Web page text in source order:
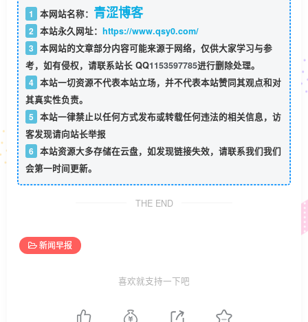
1 本网站名称： 青涩博客
2 本站永久网址： https://www.qsy0.com/
3 本网站的文章部分内容可能来源于网络，仅供大家学习与参
考，如有侵权，请联系站长 QQ1153597785进行删除处理。
4 本站一切资源不代表本站立场，并不代表本站赞同其观点和对
其真实性负责。
5 本站一律禁止以任何方式发布或转载任何违法的相关信息，访
客发现请向站长举报
6 本站资源大多存储在云盘，如发现链接失效，请联系我们我们
会第一时间更新。
THE END
新闻早报
喜欢就支持一下吧